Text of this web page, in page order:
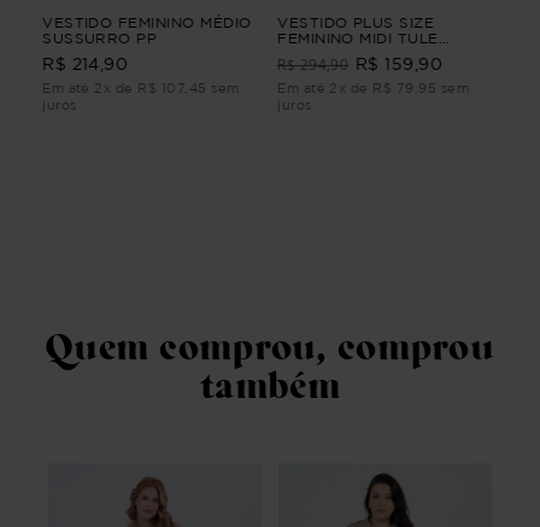
VESTIDO FEMININO MÉDIO
SUSSURRO PP
R$ 214,90
Em até 2x de R$ 107,45 sem
juros
VESTIDO PLUS SIZE
FEMININO MIDI TULE
CLARIDADE Azul G4
R$ 294,90 R$ 159,90
Em até 2x de R$ 79,95 sem
juros
Quem comprou, comprou
também